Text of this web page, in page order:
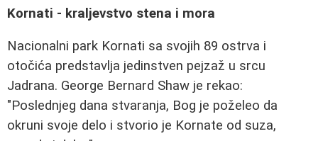
Kornati - kraljevstvo stena i mora
Nacionalni park Kornati sa svojih 89 ostrva i
otočića predstavlja jedinstven pejzaž u srcu
Jadrana. George Bernard Shaw je rekao:
"Poslednjeg dana stvaranja, Bog je poželeo da
okruni svoje delo i stvorio je Kornate od suza,